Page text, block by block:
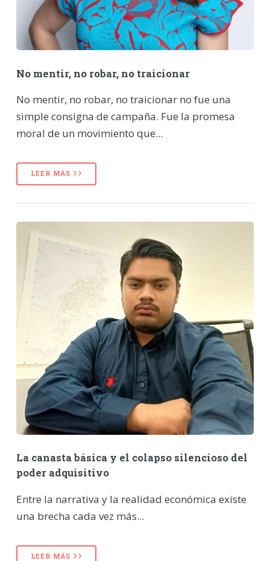
No mentir, no robar, no traicionar
No mentir, no robar, no traicionar no fue una
simple consigna de campaña. Fue la promesa
moral de un movimiento que...
LEER MÁS
La canasta básica y el colapso silencioso del
poder adquisitivo
Entre la narrativa y la realidad económica existe
una brecha cada vez más...
LEER MÁS